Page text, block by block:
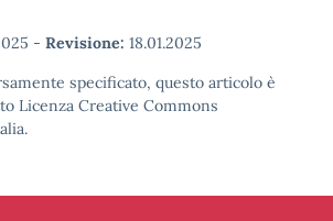
- Revisione: 18.01.2025
specificato, questo articolo è
Licenza Creative Commons